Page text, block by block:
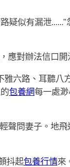
路疑似有漏泄
應對辦法信口開
雅六路、耳聽八
包養網每一處
聲問妻子。地
抖起包養行情來